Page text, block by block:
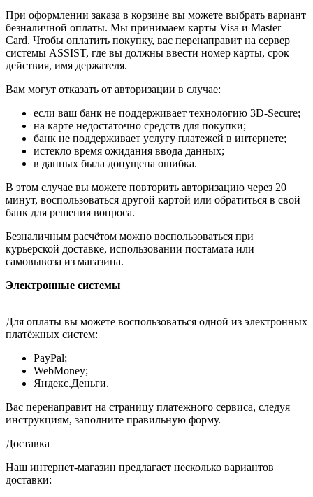
При оформлении заказа в корзине вы можете выбрать вариант
безналичной оплаты. Мы принимаем карты Visa и Master
Card. Чтобы оплатить покупку, вас перенаправит на сервер
системы ASSIST, где вы должны ввести номер карты, срок
действия, имя держателя.
Вам могут отказать от авторизации в случае:
если ваш банк не поддерживает технологию 3D-Secure;
на карте недостаточно средств для покупки;
банк не поддерживает услугу платежей в интернете;
истекло время ожидания ввода данных;
в данных была допущена ошибка.
В этом случае вы можете повторить авторизацию через 20
минут, воспользоваться другой картой или обратиться в свой
банк для решения вопроса.
Безналичным расчётом можно воспользоваться при
курьерской доставке, использовании постамата или
самовывоза из магазина.
Электронные системы
Для оплаты вы можете воспользоваться одной из электронных
платёжных систем:
PayPal;
WebMoney;
Яндекс.Деньги.
Вас перенаправит на страницу платежного сервиса, следуя
инструкциям, заполните правильную форму.
Доставка
Наш интернет-магазин предлагает несколько вариантов
доставки: